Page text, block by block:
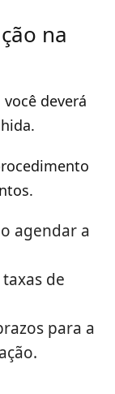
na
deverá
agendar a
de
para a